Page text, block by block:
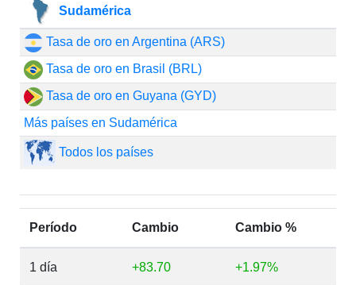
Sudamérica
Tasa de oro en Argentina (ARS)
Tasa de oro en Brasil (BRL)
Tasa de oro en Guyana (GYD)
Más países en Sudamérica
Todos los países
Período Cambio Cambio %
1 día +83.70 +1.97%